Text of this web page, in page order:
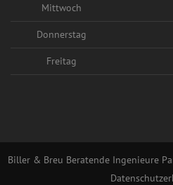
Mittwoch
Donnerstag
Freitag
Biller & Breu Beratende Ingenieure